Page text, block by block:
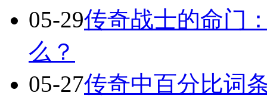
05-29传奇战士的命门
么？
05-27传奇中百分比词